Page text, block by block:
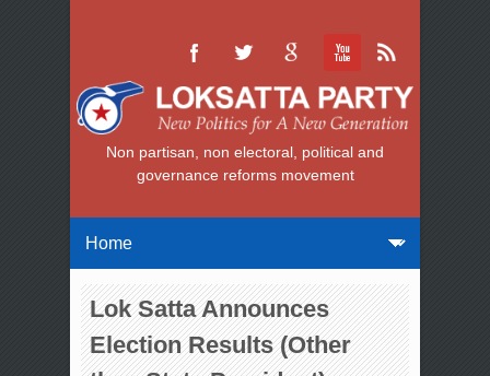
Non partisan, non electoral, political and
governance reforms movement
Lok Satta Announces
Election Results (Other